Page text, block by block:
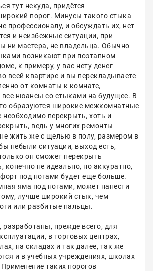
тут некуда, придётся
порог. Минусы такого стыка
профессионалу, и обсуждать их, нет
и неизбежные ситуации, при
ни мастера, не владельца. Обычно
возникают при поэтапном
к примеру, у вас нету денег
всей квартире и вы перекладываете
от комнаты к комнате,
все нюансы со стыками на будущее. В
образуются широкие межкомнатные
перекрыть, хоть и
ведь у многих ремонты
жить же с щелью в полу, размером в
небыли ситуации, выход есть,
он сможет перекрыть
конечно не идеально, но аккуратно,
под ногами будет еще больше.
яма под ногами, может нанести
лучше широкий стык, чем
или разбитые пальцы.
прежде всего, для
в торговых центрах,
на складах и так далее, так же
и в учебных учреждениях, школах
Применение таких порогов